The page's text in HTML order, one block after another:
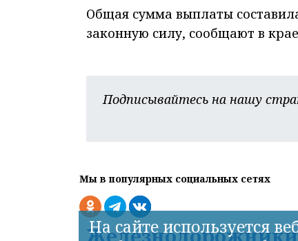
Общая сумма выплаты
законную силу, сообщают в
Подписывайтесь на нашу
Мы в популярных социальных сетях
На сайте используется